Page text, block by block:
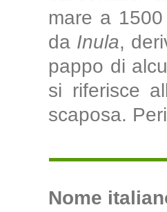
mare a
da Inula,
pappo di
si riferisce
scaposa.
Nome